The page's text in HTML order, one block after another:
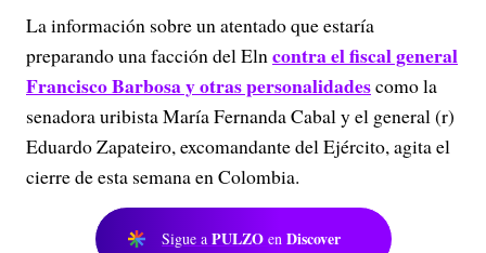
La información sobre un atentado que estaría
preparando una facción del Elncontra el fiscal general
Francisco Barbosa y otras personalidadescomo la
senadora uribista María Fernanda Cabal y el general (r)
Eduardo Zapateiro, excomandante del Ejército, agita el
cierre de esta semana en Colombia.
Sigue a PULZO en Discover